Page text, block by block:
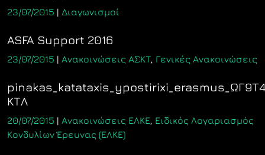
23/07/2015 | Διαγωνισμοί
ASFA Support 2016
23/07/2015 | Ανακοινώσεις ΑΣΚΤ, Γενικές Ανακοινώσεις
ΚΤΛ
20/07/2015 | Ανακοινώσεις ΕΛΚΕ, Ειδικός Λογαριασμός
Κονδυλίων Έρευνας (ΕΛΚΕ)